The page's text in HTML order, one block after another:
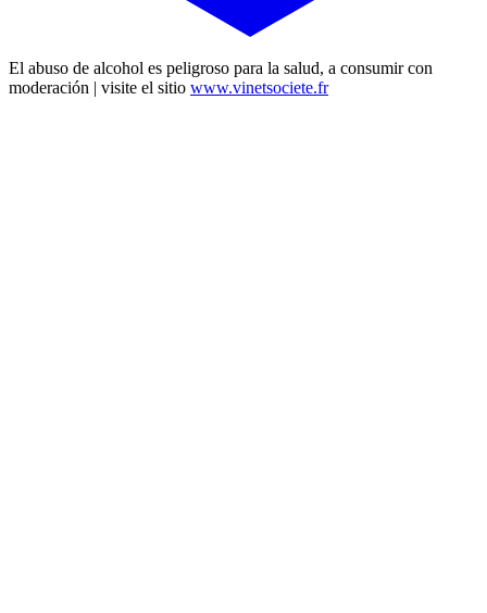
El abuso de alcohol es peligroso para la salud, a consumir con
moderación | visite el sitio www.vinetsociete.fr